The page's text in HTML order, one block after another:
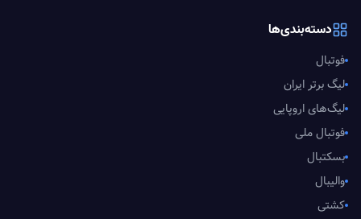
دسته‌بندی‌ها
فوتبال
لیگ برتر ایران
لیگ‌های اروپایی
فوتبال ملی
بسکتبال
والیبال
کشتی